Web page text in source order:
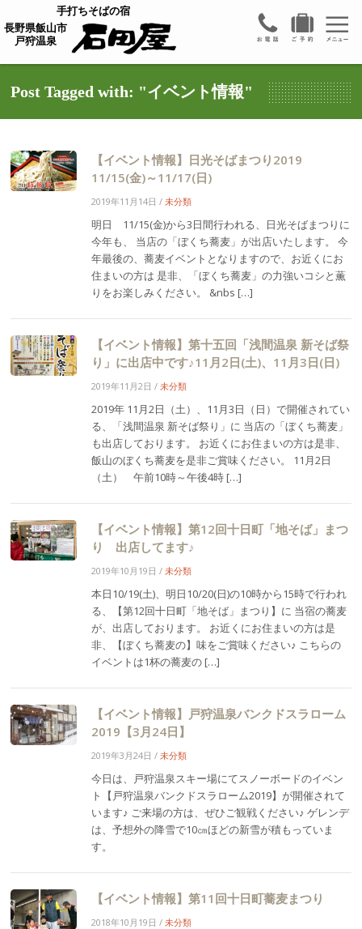
手打ちそばの宿
長野県飯山市
戸狩温泉
Post Tagged with: "イベント情報"
【イベント情報】日光そばまつり2019
11/15(金)～11/17(日)
2019年11月14日 / 未分類
明日 11/15(金)から3日間行われる、日光そばまつりに
今年も、 当店の「ぼくち蕎麦」が出店いたします。 今
年最後の、蕎麦イベントとなりますので、お近くにお
住まいの方は 是非、「ぼくち蕎麦」の力強いコシと薫
りをお楽しみください。 &nbs […]
【イベント情報】第十五回「浅間温泉 新そば祭
り」に出店中です♪11月2日(土)、11月3日(日)
2019年11月2日 / 未分類
2019年 11月2日（土）、11月3日（日）で開催されてい
る、「浅間温泉 新そば祭り」に 当店の「ぼくち蕎麦」
も出店しております。 お近くにお住まいの方は是非、
飯山のぼくち蕎麦を是非ご賞味ください。 11月2日
（土） 午前10時～午後4時 […]
【イベント情報】第12回十日町「地そば」まつ
り 出店してます♪
2019年10月19日 / 未分類
本日10/19(土)、明日10/20(日)の10時から15時で行われ
る、【第12回十日町「地そば」まつり】に 当宿の蕎麦
が、出店しております。 お近くにお住まいの方は是
非、【ぼくち蕎麦の】味をご賞味ください♪ こちらの
イベントは1杯の蕎麦の […]
【イベント情報】戸狩温泉バンクドスラローム
2019【3月24日】
2019年3月24日 / 未分類
今日は、戸狩温泉スキー場にてスノーボードのイベン
ト【戸狩温泉バンクドスラローム2019】が開催されて
います♪ ご来場の方は、ぜひご観戦ください♪ ゲレンデ
は、予想外の降雪で10㎝ほどの新雪が積もっていま
す。
【イベント情報】第11回十日町蕎麦まつり
2018年10月19日 / 未分類